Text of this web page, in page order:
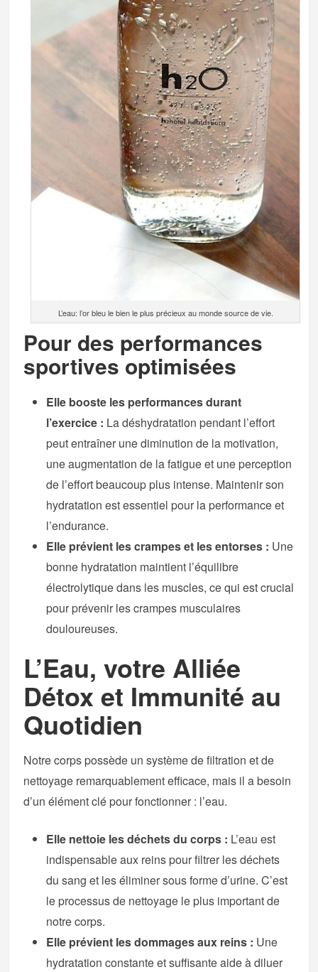
L’eau: l’or bleu le bien le plus précieux au monde source de vie.
Pour des performances
sportives optimisées
Elle booste les performances durant
l’exercice : La déshydratation pendant l’effort
peut entraîner une diminution de la motivation,
une augmentation de la fatigue et une perception
de l’effort beaucoup plus intense. Maintenir son
hydratation est essentiel pour la performance et
l’endurance.
Elle prévient les crampes et les entorses : Une
bonne hydratation maintient l’équilibre
électrolytique dans les muscles, ce qui est crucial
pour prévenir les crampes musculaires
douloureuses.
L’Eau, votre Alliée
Détox et Immunité au
Quotidien
Notre corps possède un système de filtration et de
nettoyage remarquablement efficace, mais il a besoin
d’un élément clé pour fonctionner : l’eau.
Elle nettoie les déchets du corps : L’eau est
indispensable aux reins pour filtrer les déchets
du sang et les éliminer sous forme d’urine. C’est
le processus de nettoyage le plus important de
notre corps.
Elle prévient les dommages aux reins : Une
hydratation constante et suffisante aide à diluer